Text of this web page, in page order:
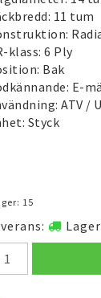
11 tum
klass: 6 Ply
Bak
E-
ATV /
Styck
15